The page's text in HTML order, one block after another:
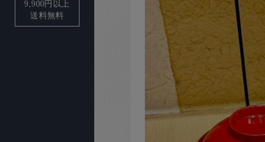
9,900円以上
送料無料